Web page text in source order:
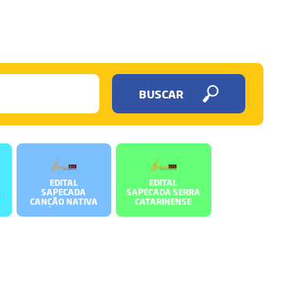
BUSCAR
EDITAL
SAPECADA
CANÇÃO NATIVA
EDITAL
SAPECADA SERRA
CATARINENSE